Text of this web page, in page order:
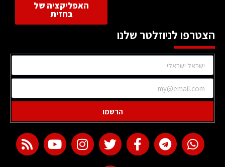
האפליקציה של
בחזית
הצטרפו לניוזלטר שלנו
הרשמו